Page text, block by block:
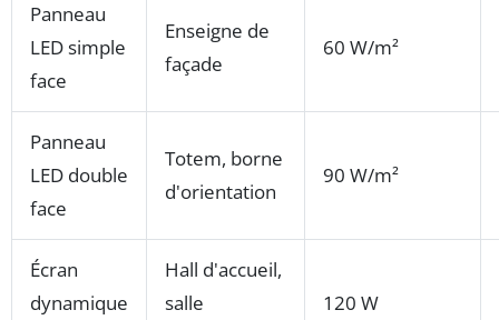
Panneau
LED simple
face
Enseigne de
façade
60 W/m²
Panneau
LED double
face
Totem, borne
d'orientation
90 W/m²
Écran
dynamique
Hall d'accueil,
salle
120 W